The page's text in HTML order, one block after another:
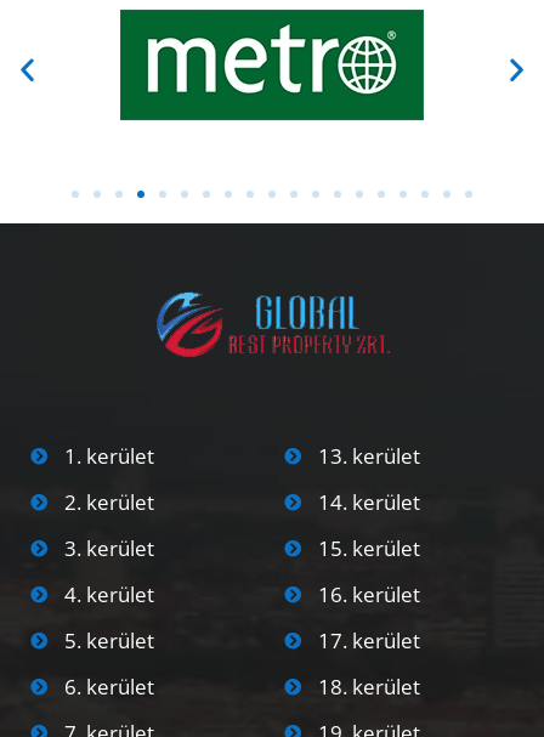
1. kerület
2. kerület
3. kerület
4. kerület
5. kerület
6. kerület
13. kerület
14. kerület
15. kerület
16. kerület
17. kerület
18. kerület